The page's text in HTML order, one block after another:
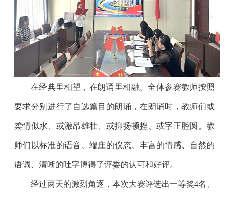
在经典里相望，在朗诵里相融。全体参赛教师按照
要求分别进行了自选篇目的朗诵，在朗诵时，教师们或
柔情似水、或激昂雄壮、或抑扬顿挫、或字正腔圆。教
师们以标准的语音、端庄的仪态、丰富的情感、自然的
语调、清晰的吐字博得了评委的认可和好评。
经过两天的激烈角逐，本次大赛评选出一等奖4名、